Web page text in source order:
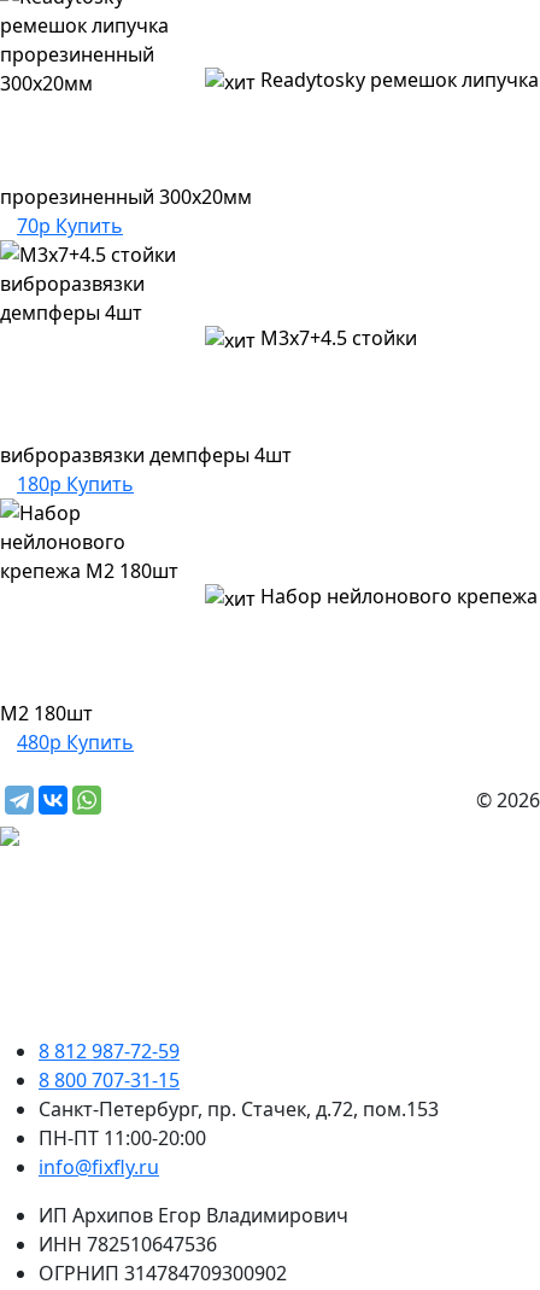
Readytosky ремешок липучка
прорезиненный 300х20мм
70р Купить
M3х7+4.5 стойки
виброразвязки демпферы 4шт
180р Купить
Набор нейлонового крепежа
M2 180шт
480р Купить
© 2026
8 812 987-72-59
8 800 707-31-15
Санкт-Петербург, пр. Стачек, д.72, пом.153
ПН-ПТ 11:00-20:00
info@fixfly.ru
ИП Архипов Егор Владимирович
ИНН 782510647536
ОГРНИП 314784709300902